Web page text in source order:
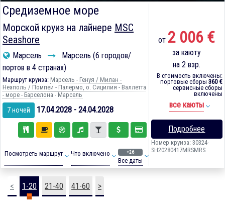
Средиземное море
Морской круиз на лайнере MSC
Seashore
Марсель
Марсель (6 городов/
портов в 4 странах)
Маршрут круиза: Марсель - Генуя / Милан -
Неаполь / Помпеи - Палермо, о. Сицилия - Валлетта
- море - Барселона - Марсель
7 ночей 17.04.2028 - 24.04.2028
Посмотреть маршрут Что включено +26
Все даты
от 2 006 €
за каюту
на 2 взр.
В стоимость включены:
портовые сборы 360 €
сервисные сборы
включены
все каюты
Подробнее
Номер круиза: 30324-
SH20280417MRSMRS
< 1-20 21-40 41-60 >